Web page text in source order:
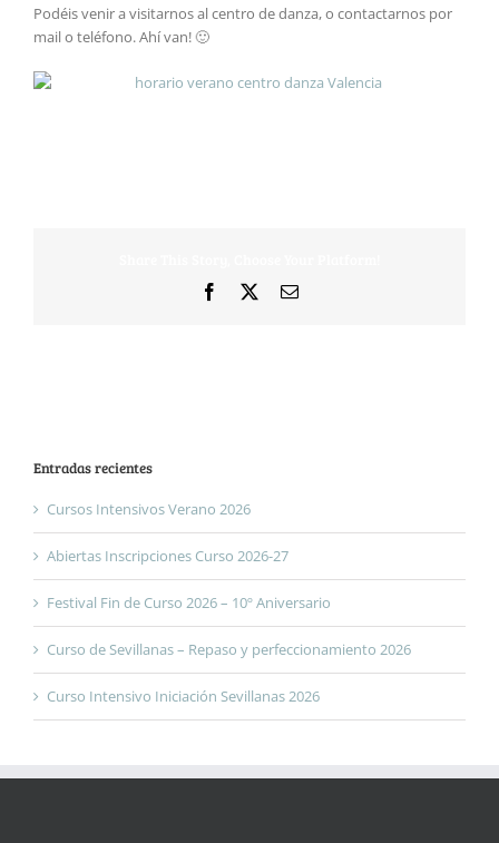
Podéis venir a visitarnos al centro de danza, o contactarnos por
mail o teléfono. Ahí van! 🙂
Facebook
Correo
Entradas recientes
Cursos Intensivos Verano 2026
Abiertas Inscripciones Curso 2026-27
Festival Fin de Curso 2026 – 10º Aniversario
Curso de Sevillanas – Repaso y perfeccionamiento 2026
Curso Intensivo Iniciación Sevillanas 2026